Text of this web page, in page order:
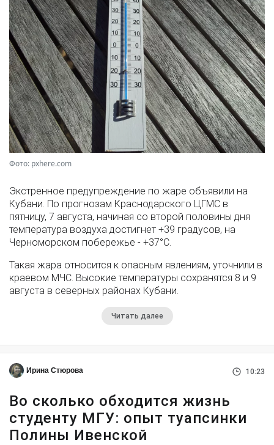
Фото: pxhere.com
Экстренное предупреждение по жаре объявили на
Кубани. По прогнозам Краснодарского ЦГМС в
пятницу, 7 августа, начиная со второй половины дня
температура воздуха достигнет +39 градусов, на
Черноморском побережье - +37°­С.
Такая жара относится к опасным явлениям, уточнили в
краевом МЧС. Высокие температуры сохранятся 8 и 9
августа в северных районах Кубани.
Читать далее
Ирина Стюрова 10:23
Во сколько обходится жизнь
студенту МГУ: опыт туапсинки
Полины Ивенской